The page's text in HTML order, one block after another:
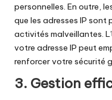
personnelles. En outre,
que les adresses IP sont
activités malveillantes.
votre adresse IP peut
renforcer votre sécurité
3. Gestion